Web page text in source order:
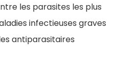
les parasites les plus
infectieuses graves
antiparasitaires